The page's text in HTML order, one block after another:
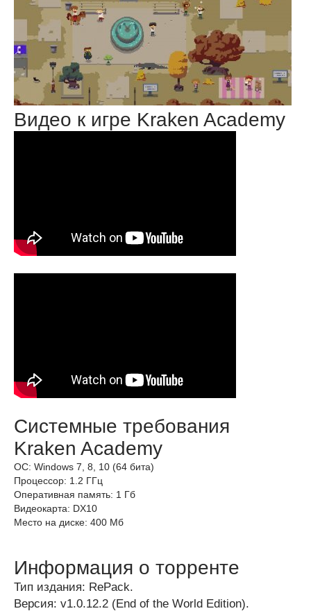
Видео к игре Kraken Academy
Системные требования
Kraken Academy
ОС: Windows 7, 8, 10 (64 бита)
Процессор: 1.2 ГГц
Оперативная память: 1 Гб
Видеокарта: DX10
Место на диске: 400 Мб
Информация о торренте
Тип издания: RePack.
Версия: v1.0.12.2 (End of the World Edition).